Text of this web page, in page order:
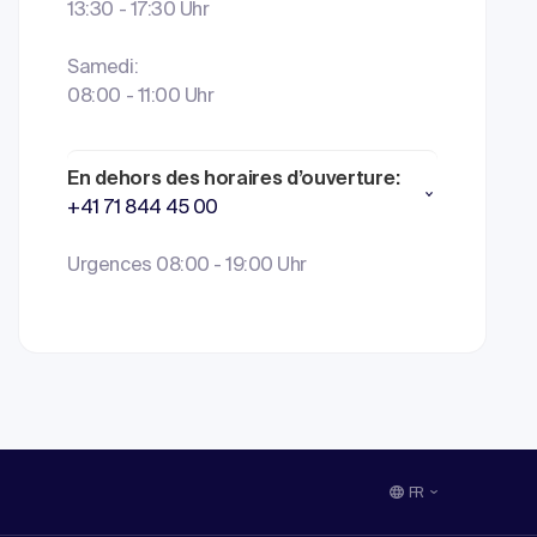
13:30 - 17:30 Uhr
Samedi:
08:00 - 11:00 Uhr
En dehors des horaires d’ouverture:
+41 71 844 45 00
Urgences 08:00 - 19:00 Uhr
FR